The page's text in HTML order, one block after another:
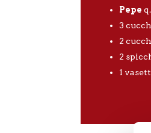
Pepe
3
2
2
1